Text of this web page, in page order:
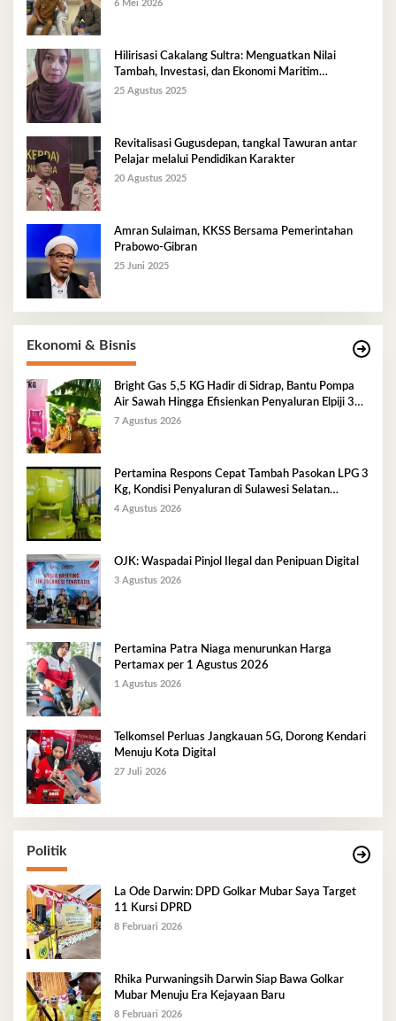
6 Mei 2026
Hilirisasi Cakalang Sultra: Menguatkan Nilai
Tambah, Investasi, dan Ekonomi Maritim
Berkelanjutan
25 Agustus 2025
Revitalisasi Gugusdepan, tangkal Tawuran antar
Pelajar melalui Pendidikan Karakter
20 Agustus 2025
Amran Sulaiman, KKSS Bersama Pemerintahan
Prabowo-Gibran
25 Juni 2025
Ekonomi & Bisnis
Bright Gas 5,5 KG Hadir di Sidrap, Bantu Pompa
Air Sawah Hingga Efisienkan Penyaluran Elpiji 3
Kg
7 Agustus 2026
Pertamina Respons Cepat Tambah Pasokan LPG 3
Kg, Kondisi Penyaluran di Sulawesi Selatan
Berlangsung Kondusif
4 Agustus 2026
OJK: Waspadai Pinjol Ilegal dan Penipuan Digital
3 Agustus 2026
Pertamina Patra Niaga menurunkan Harga
Pertamax per 1 Agustus 2026
1 Agustus 2026
Telkomsel Perluas Jangkauan 5G, Dorong Kendari
Menuju Kota Digital
27 Juli 2026
Politik
La Ode Darwin: DPD Golkar Mubar Saya Target
11 Kursi DPRD
8 Februari 2026
Rhika Purwaningsih Darwin Siap Bawa Golkar
Mubar Menuju Era Kejayaan Baru
8 Februari 2026